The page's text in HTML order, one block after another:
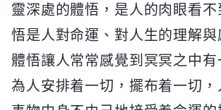
靈深處的體悟，是人的肉眼看
悟是人對命運、對人生的理解
體悟讓人常常感覺到冥冥之中
為人安排着一切，擺布着一切